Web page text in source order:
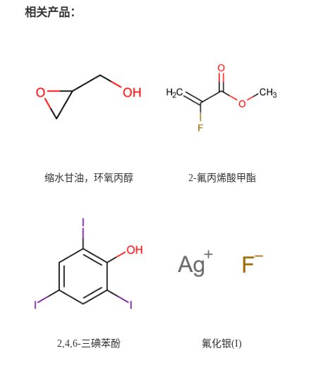
相关产品：
缩水甘油，环氧丙醇 2-氟丙烯酸甲酯
2,4,6-三碘苯酚 氟化银(I)